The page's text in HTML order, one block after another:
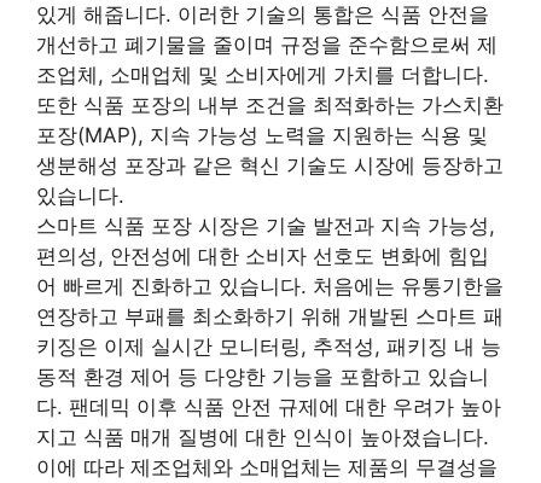
있게 해줍니다. 이러한 기술의 통합은 식품 안전을
개선하고 폐기물을 줄이며 규정을 준수함으로써 제
조업체, 소매업체 및 소비자에게 가치를 더합니다.
또한 식품 포장의 내부 조건을 최적화하는 가스치환
포장(MAP), 지속 가능성 노력을 지원하는 식용 및
생분해성 포장과 같은 혁신 기술도 시장에 등장하고
있습니다.
스마트 식품 포장 시장은 기술 발전과 지속 가능성,
편의성, 안전성에 대한 소비자 선호도 변화에 힘입
어 빠르게 진화하고 있습니다. 처음에는 유통기한을
연장하고 부패를 최소화하기 위해 개발된 스마트 패
키징은 이제 실시간 모니터링, 추적성, 패키징 내 능
동적 환경 제어 등 다양한 기능을 포함하고 있습니
다. 팬데믹 이후 식품 안전 규제에 대한 우려가 높아
지고 식품 매개 질병에 대한 인식이 높아졌습니다.
이에 따라 제조업체와 소매업체는 제품의 무결성을